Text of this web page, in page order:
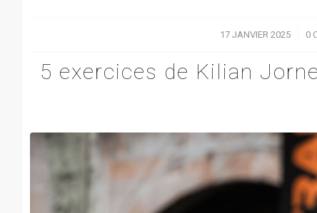
17 JANVIER 2025
/ 0
5 exercices de Kilian